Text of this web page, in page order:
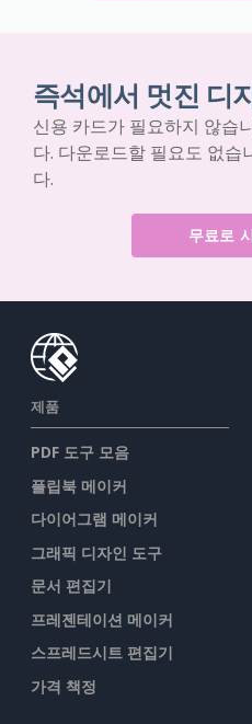
즉석에서 멋진 디
신용 카드가 필요하지 않습
다. 다운로드할 필요도 없습
다.
무료로
제품
PDF 도구 모음
플립북 메이커
다이어그램 메이커
그래픽 디자인 도구
문서 편집기
프레젠테이션 메이커
스프레드시트 편집기
가격 책정